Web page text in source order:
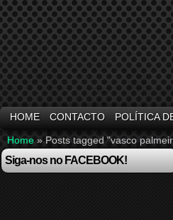
HOME CONTACTO POLÍTICA
Home » Posts tagged "vasco
Siga-nos no FACEBOOK!